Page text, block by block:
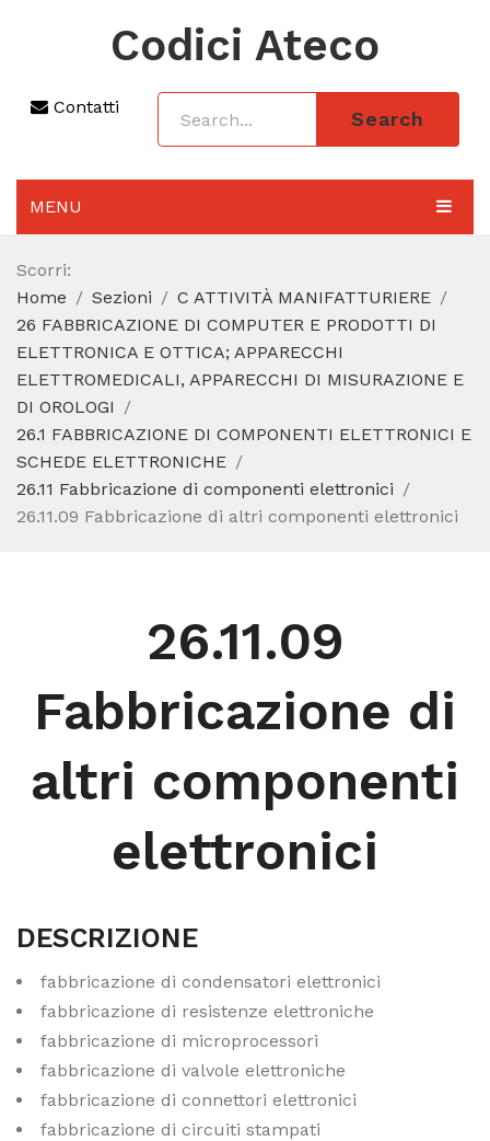
Codici Ateco
Contatti
Search
MENU
AGGIORNAMENTO 2025
SEZIONI
CODICE ATECO A COSA SERVE
REGIME FORFETTARIO
CODICE FISCALE
Scorri:
Home
Sezioni
C ATTIVITÀ MANIFATTURIERE
26 FABBRICAZIONE DI COMPUTER E PRODOTTI DI
ELETTRONICA E OTTICA; APPARECCHI
ELETTROMEDICALI, APPARECCHI DI MISURAZIONE E
DI OROLOGI
26.1 FABBRICAZIONE DI COMPONENTI ELETTRONICI E
SCHEDE ELETTRONICHE
26.11 Fabbricazione di componenti elettronici
26.11.09 Fabbricazione di altri componenti elettronici
26.11.09
Fabbricazione di
altri componenti
elettronici
DESCRIZIONE
fabbricazione di condensatori elettronici
fabbricazione di resistenze elettroniche
fabbricazione di microprocessori
fabbricazione di valvole elettroniche
fabbricazione di connettori elettronici
fabbricazione di circuiti stampati